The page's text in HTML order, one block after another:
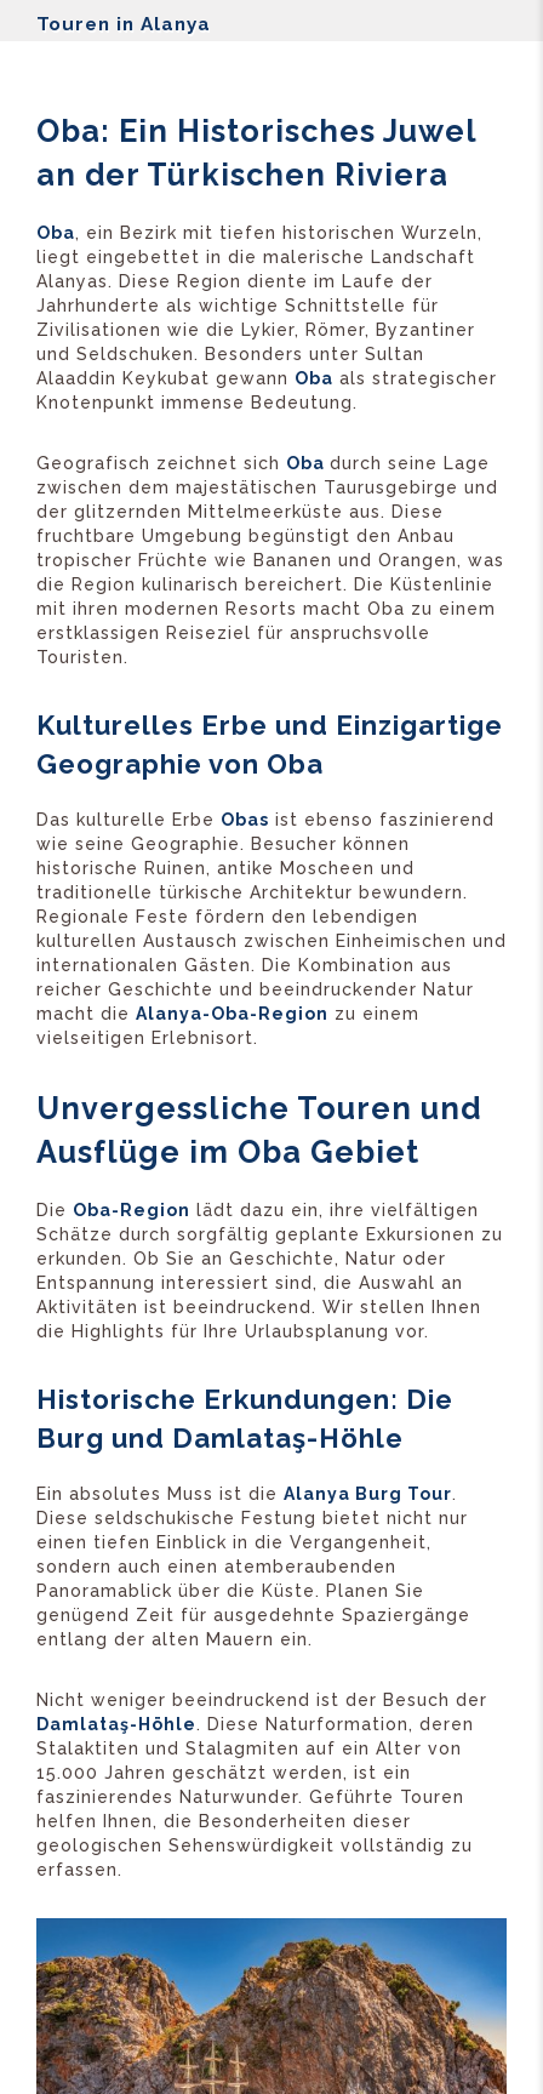
Touren in Alanya
Oba: Ein Historisches Juwel
an der Türkischen Riviera
Oba, ein Bezirk mit tiefen historischen Wurzeln,
liegt eingebettet in die malerische Landschaft
Alanyas. Diese Region diente im Laufe der
Jahrhunderte als wichtige Schnittstelle für
Zivilisationen wie die Lykier, Römer, Byzantiner
und Seldschuken. Besonders unter Sultan
Alaaddin Keykubat gewann Oba als strategischer
Knotenpunkt immense Bedeutung.
Geografisch zeichnet sich Oba durch seine Lage
zwischen dem majestätischen Taurusgebirge und
der glitzernden Mittelmeerküste aus. Diese
fruchtbare Umgebung begünstigt den Anbau
tropischer Früchte wie Bananen und Orangen, was
die Region kulinarisch bereichert. Die Küstenlinie
mit ihren modernen Resorts macht Oba zu einem
erstklassigen Reiseziel für anspruchsvolle
Touristen.
Kulturelles Erbe und Einzigartige
Geographie von Oba
Das kulturelle Erbe Obas ist ebenso faszinierend
wie seine Geographie. Besucher können
historische Ruinen, antike Moscheen und
traditionelle türkische Architektur bewundern.
Regionale Feste fördern den lebendigen
kulturellen Austausch zwischen Einheimischen und
internationalen Gästen. Die Kombination aus
reicher Geschichte und beeindruckender Natur
macht die Alanya-Oba-Region zu einem
vielseitigen Erlebnisort.
Unvergessliche Touren und
Ausflüge im Oba Gebiet
Die Oba-Region lädt dazu ein, ihre vielfältigen
Schätze durch sorgfältig geplante Exkursionen zu
erkunden. Ob Sie an Geschichte, Natur oder
Entspannung interessiert sind, die Auswahl an
Aktivitäten ist beeindruckend. Wir stellen Ihnen
die Highlights für Ihre Urlaubsplanung vor.
Historische Erkundungen: Die
Burg und Damlataş-Höhle
Ein absolutes Muss ist die Alanya Burg Tour.
Diese seldschukische Festung bietet nicht nur
einen tiefen Einblick in die Vergangenheit,
sondern auch einen atemberaubenden
Panoramablick über die Küste. Planen Sie
genügend Zeit für ausgedehnte Spaziergänge
entlang der alten Mauern ein.
Nicht weniger beeindruckend ist der Besuch der
Damlataş-Höhle. Diese Naturformation, deren
Stalaktiten und Stalagmiten auf ein Alter von
15.000 Jahren geschätzt werden, ist ein
faszinierendes Naturwunder. Geführte Touren
helfen Ihnen, die Besonderheiten dieser
geologischen Sehenswürdigkeit vollständig zu
erfassen.